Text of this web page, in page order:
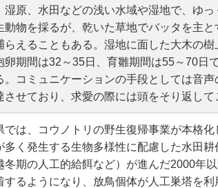
湿原、水田などの浅い水域や湿地で、ゆ
動物を採るが、乾いた草地でバッタを主
らえることもある。湿地に面した大木の
卵期間は32～35日、育雛期間は55～70日
。コミュニケーションの手段としては音
させており、求愛の際には頭をそり返して
では、コウノトリの野生復帰事業が本格
多く発生する生物多様性に配慮した水田
冬期の人工的給餌など）が進んだ2000年
するようになり、放鳥個体が人工巣塔を